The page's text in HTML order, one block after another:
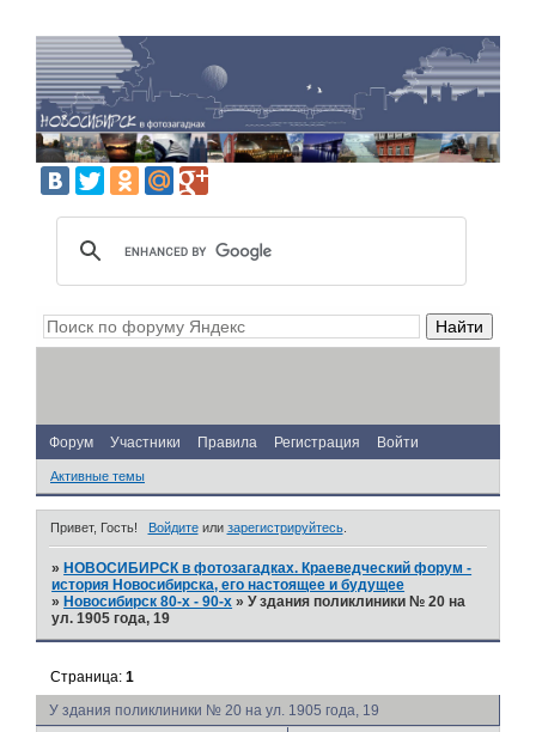
Форум Участники Правила Регистрация Войти
Активные темы
Привет, Гость! Войдитеили зарегистрируйтесь.
» НОВОСИБИРСК в фотозагадках. Краеведческий форум -
история Новосибирска, его настоящее и будущее
» Новосибирск 80-х - 90-х »У здания поликлиники № 20 на
ул. 1905 года, 19
У здания поликлиники № 20 на ул. 1905 года, 19
Страница:1